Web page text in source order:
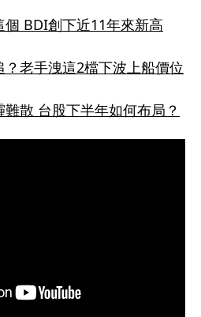
BDI創下近11年來新高
老手洩這2檔下波上船價位
散 台股下半年如何布局？